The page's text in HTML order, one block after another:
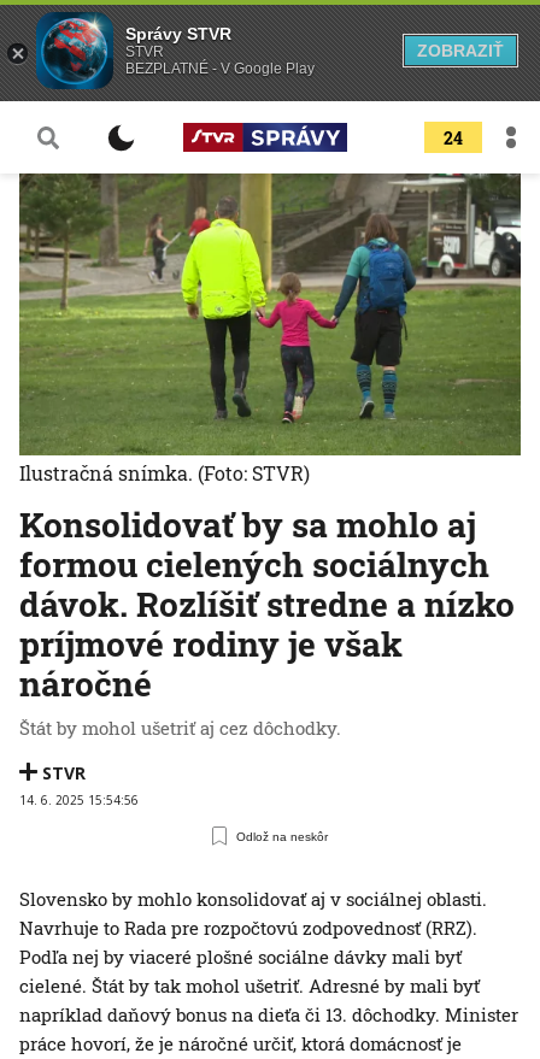
24
Konsolidovať by sa mohlo aj
formou cielených sociálnych
dávok. Rozlíšiť stredne a nízko
príjmové rodiny je však
náročné
Štát by mohol ušetriť aj cez dôchodky.
STVR
14. 6. 2025 15:54:56
Odlož na neskôr
Ilustračná snímka. (Foto: STVR)
Slovensko by mohlo konsolidovať aj v sociálnej oblasti.
Navrhuje to Rada pre rozpočtovú zodpovednosť (RRZ).
Podľa nej by viaceré plošné sociálne dávky mali byť
cielené. Štát by tak mohol ušetriť. Adresné by mali byť
napríklad daňový bonus na dieťa či 13. dôchodky. Minister
práce hovorí, že je náročné určiť, ktorá domácnosť je
Správy STVR
STVR
BEZPLATNÉ - V Google Play
ZOBRAZIŤ